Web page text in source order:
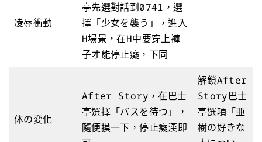
凌辱衝動
亭先選對話到0741，選
擇「少女を襲う」，進入
H場景，在H中要穿上褲
子才能停止癡，下同
体の変化
After Story，在巴士
亭選擇「バスを待つ」，
隨便摸一下，停止癡漢即
解鎖After
Story巴士
亭選項「亜
樹の好きな